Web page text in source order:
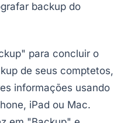
backup do
para concluir o
de seus comptetos,
informações usando
iPad ou Mac.